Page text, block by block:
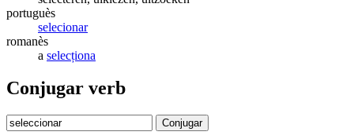
portuguès
selecionar
romanès
a selecționa
Conjugar verb
Conjugar